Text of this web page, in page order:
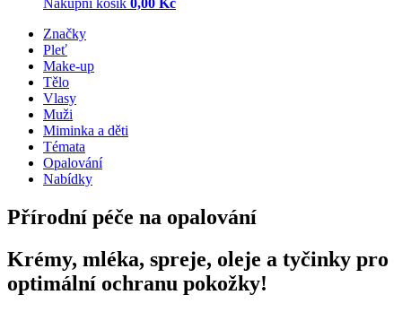
Nákupní košík 0,00 Kč
Značky
Pleť
Make-up
Tělo
Vlasy
Muži
Miminka a děti
Témata
Opalování
Nabídky
Přírodní péče na opalování
Krémy, mléka, spreje, oleje a tyčinky pro
optimální ochranu pokožky!